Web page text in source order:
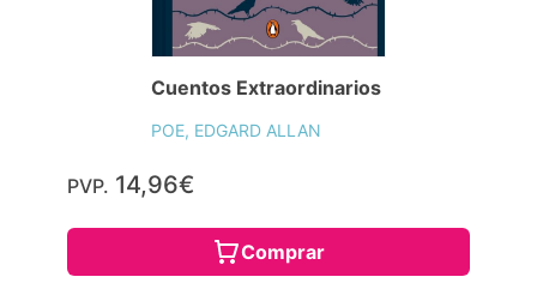
Cuentos Extraordinarios
POE, EDGARD ALLAN
PVP. 14,96€
Comprar